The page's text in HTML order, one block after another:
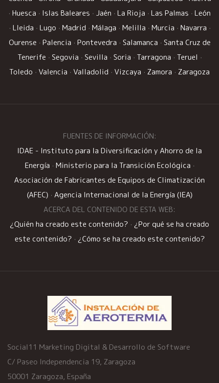
· Huesca · Islas Baleares · Jaén · La Rioja · Las Palmas · León
· Lleida · Lugo · Madrid · Málaga · Melilla · Murcia · Navarra ·
Ourense · Palencia · Pontevedra · Salamanca · Santa Cruz de
Tenerife · Segovia · Sevilla · Soria · Tarragona · Teruel ·
Toledo · Valencia · Valladolid · Vizcaya · Zamora · Zaragoza
FUENTES DE INFORMACIÓN:
IDAE - Instituto para la Diversificación y Ahorro de la
Energía · Ministerio para la Transición Ecológica ·
Asociación de Fabricantes de Equipos de Climatización
(AFEC) · Agencia Internacional de la Energía (IEA)
ACERCA DEL CONTENIDO DE ESTA WEB:
¿Quién ha creado este contenido? · ¿Por qué se ha creado
este contenido? · ¿Cómo se ha creado este contenido?
Social11 Marketing Digital & Desarrollo de Software
C/ Paseo Independencia 19, Zaragoza
50001 Zaragoza, España